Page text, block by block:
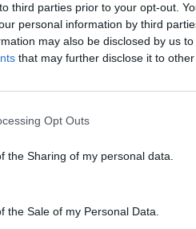
third parties prior to your opt-out.
personal information by third
may also be disclosed by us
that may further disclose it to other
Opt Outs
the Sharing of my personal data.
the Sale of my Personal Data.
quatro emblemas transmontanos
de saída da competição, está
deslocação até à Madeira para
enquanto o GD Chaves B,
estreia-se na competição
frente ao Florgrade.